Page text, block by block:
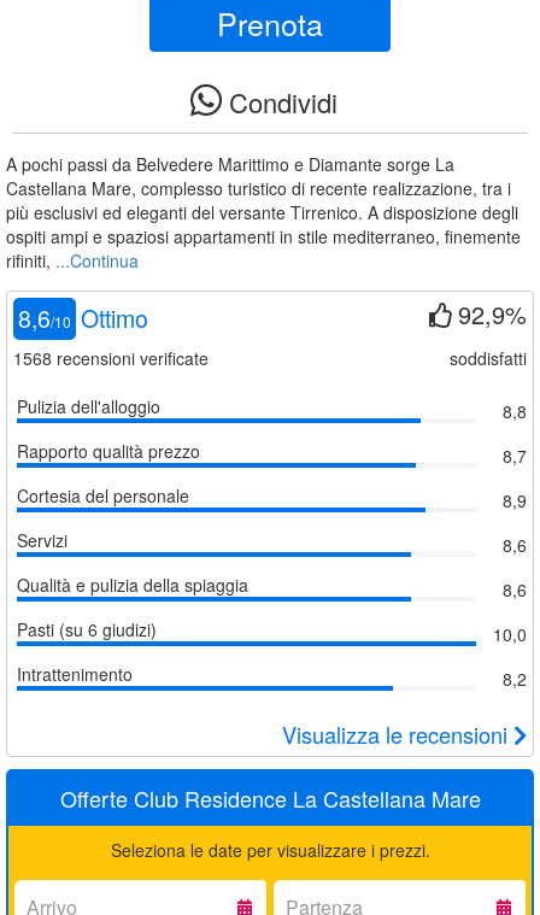
Prenota
Condividi
A pochi passi da Belvedere Marittimo e Diamante sorge La
Castellana Mare, complesso turistico di recente realizzazione, tra i
più esclusivi ed eleganti del versante Tirrenico. A disposizione degli
ospiti ampi e spaziosi appartamenti in stile mediterraneo, finemente
rifiniti, ...Continua
8,6/10 Ottimo
1568 recensioni verificate
92,9%
soddisfatti
Pulizia dell'alloggio
8,8
Rapporto qualità prezzo
8,7
Cortesia del personale
8,9
Servizi
8,6
Qualità e pulizia della spiaggia
8,6
Pasti (su 6 giudizi)
10,0
Intrattenimento
8,2
Visualizza le recensioni
Offerte Club Residence La Castellana Mare
Seleziona le date per visualizzare i prezzi.
Arrivo:
Partenza: